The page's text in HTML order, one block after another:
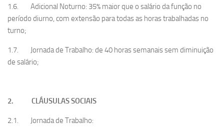
1.6. Adicional Noturno: 35% maior que o salário da função no
período diurno, com extensão para todas as horas trabalhadas no
turno;
1.7. Jornada de Trabalho: de 40 horas semanais sem diminuição
de salário;
2. CLÁUSULAS SOCIAIS
2.1. Jornada de Trabalho: